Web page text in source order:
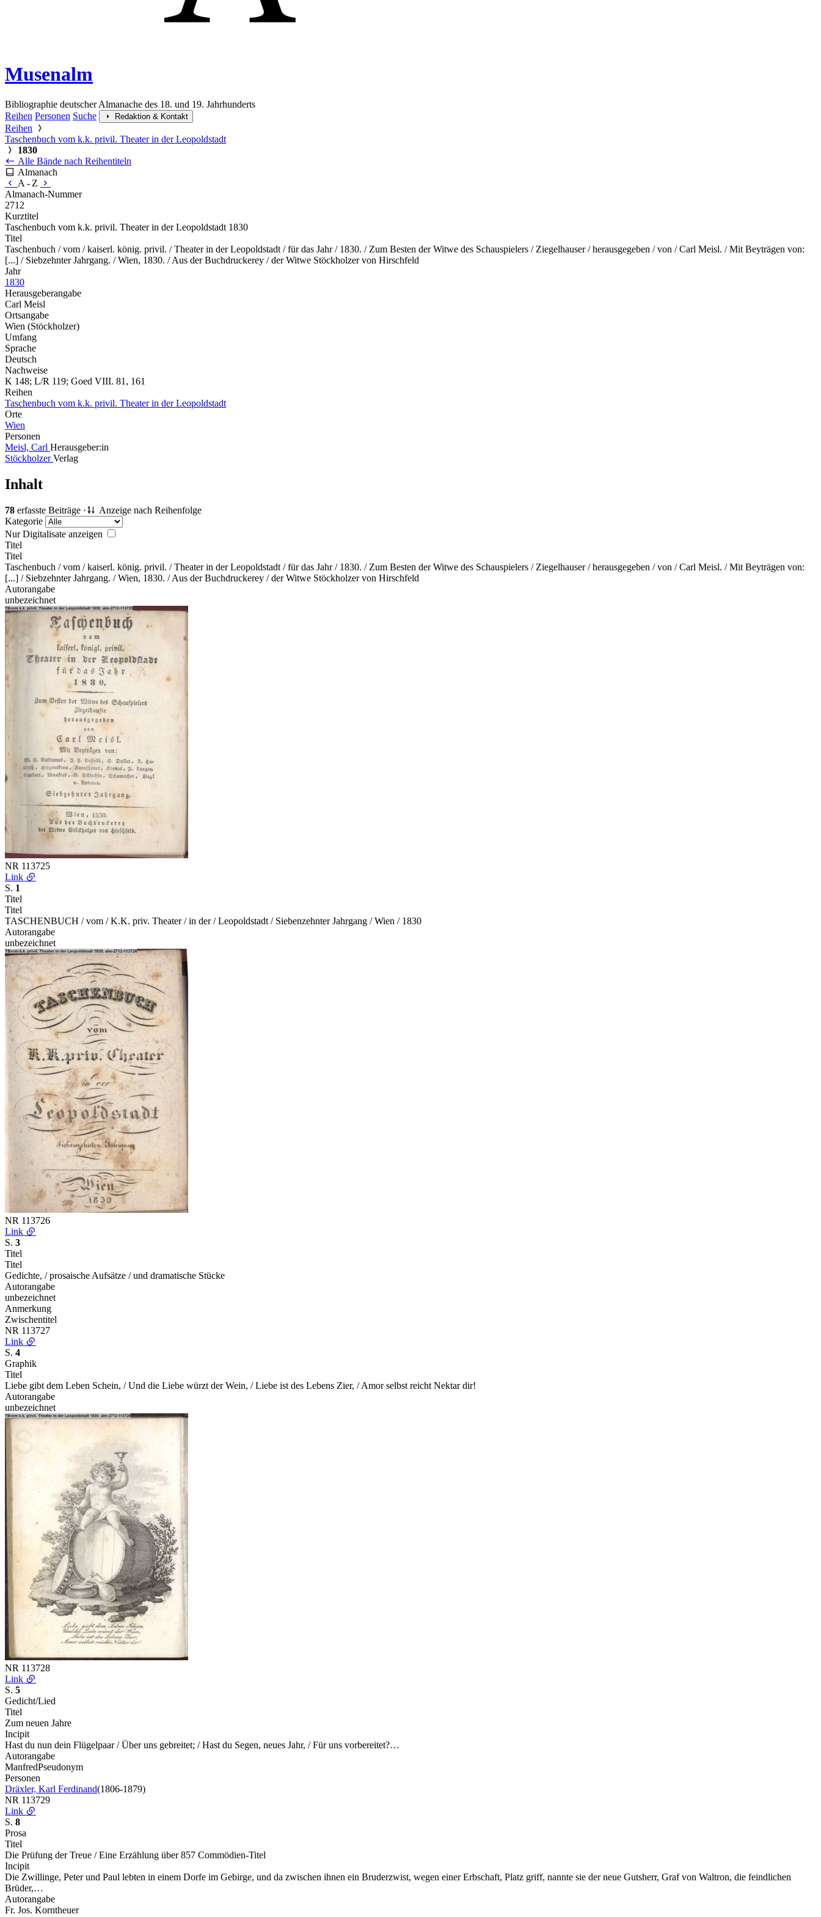
Musenalm
Bibliographie deutscher Almanache des 18. und 19. Jahrhunderts
Reihen Personen Suche Redaktion & Kontakt
Reihen
Taschenbuch vom k.k. privil. Theater in der Leopoldstadt
1830
Alle Bände nach Reihentiteln
Almanach
A - Z
Almanach-Nummer
2712
Kurztitel
Taschenbuch vom k.k. privil. Theater in der Leopoldstadt 1830
Titel
Taschenbuch / vom / kaiserl. könig. privil. / Theater in der Leopoldstadt / für das Jahr / 1830. / Zum Besten der Witwe des Schauspielers / Ziegelhauser / herausgegeben / von / Carl Meisl. / Mit Beyträgen von:
[...] / Siebzehnter Jahrgang. / Wien, 1830. / Aus der Buchdruckerey / der Witwe Stöckholzer von Hirschfeld
Jahr
1830
Herausgeberangabe
Carl Meisl
Ortsangabe
Wien (Stöckholzer)
Umfang
Sprache
Deutsch
Nachweise
K 148; L/R 119; Goed VIII. 81, 161
Reihen
Taschenbuch vom k.k. privil. Theater in der Leopoldstadt
Orte
Wien
Personen
Meisl, Carl Herausgeber:in
StöckholzerVerlag
Inhalt
78 erfasste Beiträge ·
Anzeige nach Reihenfolge
Kategorie
Nur Digitalisate anzeigen
Titel
Titel
Taschenbuch / vom / kaiserl. könig. privil. / Theater in der Leopoldstadt / für das Jahr / 1830. / Zum Besten der Witwe des Schauspielers / Ziegelhauser / herausgegeben / von / Carl Meisl. / Mit Beyträgen von:
[...] / Siebzehnter Jahrgang. / Wien, 1830. / Aus der Buchdruckerey / der Witwe Stöckholzer von Hirschfeld
Autorangabe
unbezeichnet
NR 113725
Link
S. 1
Titel
Titel
TASCHENBUCH / vom / K.K. priv. Theater / in der / Leopoldstadt / Siebenzehnter Jahrgang / Wien / 1830
Autorangabe
unbezeichnet
NR 113726
Link
S. 3
Titel
Titel
Gedichte, / prosaische Aufsätze / und dramatische Stücke
Autorangabe
unbezeichnet
Anmerkung
Zwischentitel
NR 113727
Link
S. 4
Graphik
Titel
Liebe gibt dem Leben Schein, / Und die Liebe würzt der Wein, / Liebe ist des Lebens Zier, / Amor selbst reicht Nektar dir!
Autorangabe
unbezeichnet
NR 113728
Link
S. 5
Gedicht/Lied
Titel
Zum neuen Jahre
Incipit
Hast du nun dein Flügelpaar / Über uns gebreitet; / Hast du Segen, neues Jahr, / Für uns vorbereitet?…
Autorangabe
ManfredPseudonym
Personen
Dräxler, Karl Ferdinand(1806-1879)
NR 113729
Link
S. 8
Prosa
Titel
Die Prüfung der Treue / Eine Erzählung über 857 Commödien-Titel
Incipit
Die Zwillinge, Peter und Paul lebten in einem Dorfe im Gebirge, und da zwischen ihnen ein Bruderzwist, wegen einer Erbschaft, Platz griff, nannte sie der neue Gutsherr, Graf von Waltron, die feindlichen
Brüder,…
Autorangabe
Fr. Jos. Korntheuer